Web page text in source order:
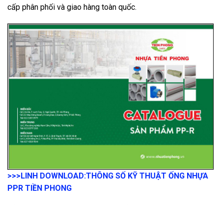
cấp phân phối và giao hàng toàn quốc.
>>>LINH DOWNLOAD:THÔNG SỐ KỸ THUẬT ỐNG NHỰA
PPR TIỀN PHONG